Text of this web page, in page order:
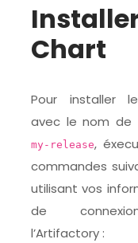
Chart
Pour installer
avec le nom de
my-release,
commandes
utilisant vos
de
l’Artifactory :